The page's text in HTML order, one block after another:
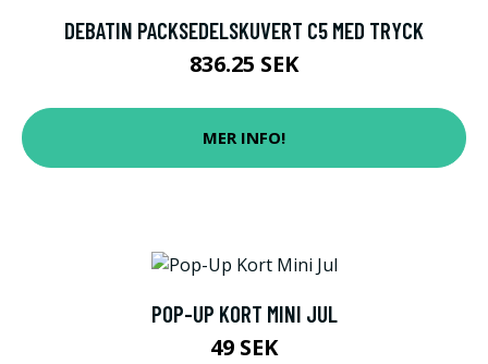
DEBATIN PACKSEDELSKUVERT C5 MED TRYCK
836.25 SEK
MER INFO!
POP-UP KORT MINI JUL
49 SEK